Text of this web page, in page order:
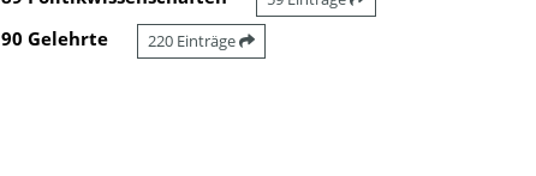
90 Gelehrte 220 Einträge